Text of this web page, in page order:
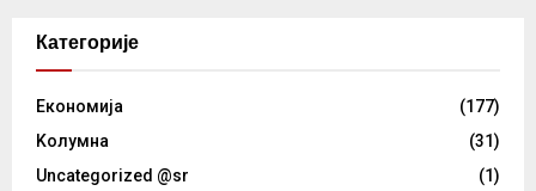
Категорије
Eкономија
(177)
Kолумнa
(31)
Uncategorized @sr
(1)